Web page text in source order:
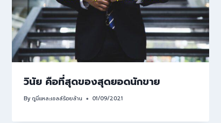
วินัย คือที่สุดของสุดยอดนักขาย
Byกูนี่แหละเซลล์ร้อยล้าน 01/09/2021